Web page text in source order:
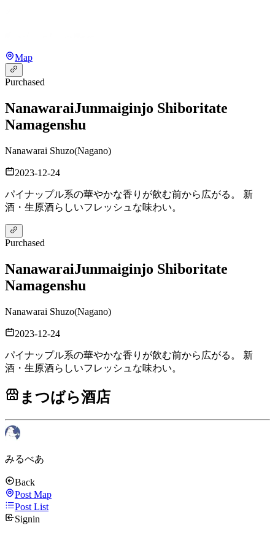
Map
Purchased
NanawaraiJunmaiginjo Shiboritate
Namagenshu
Nanawarai Shuzo(Nagano)
2023-12-24
パイナップル系の華やかな香りが飲む前から広がる。 新
酒・生原酒らしいフレッシュな味わい。
Purchased
NanawaraiJunmaiginjo Shiboritate
Namagenshu
Nanawarai Shuzo(Nagano)
2023-12-24
パイナップル系の華やかな香りが飲む前から広がる。 新
酒・生原酒らしいフレッシュな味わい。
まつばら酒店
みるべあ
Back
Post Map
Post List
Signin